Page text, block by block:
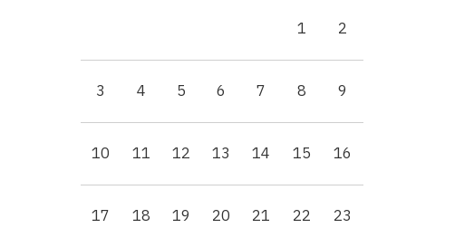
1 2
3 4 5 6 7 8 9
10 11 12 13 14 15 16
17 18 19 20 21 22 23